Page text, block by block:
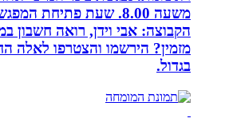
הקבוצה: אבי וידן, רואה חשבון
מזמין? הירשמו והצטרפו לאלה
בגדול.